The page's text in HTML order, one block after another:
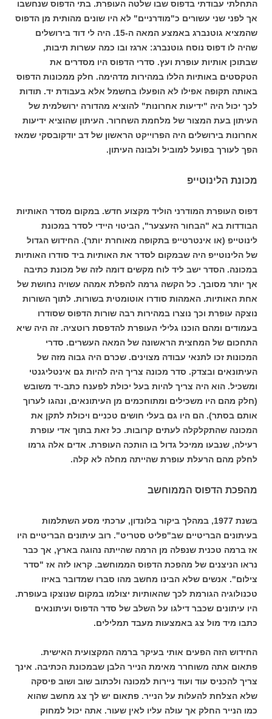
התחלתי עבודתי בדפוס שבו שלטה העופרת. בתי הדפוס שנחשבו
אך לפני שני עשורים כ"מודרניים" לא היו שונים מהותית מן הדפוס
שהמציא גוטנברג באמצע המאה ה-15. היה לי דוד בירושלים
שהיה לו דפוס נוסח גוטנברג: ארגז ובו כמה עשרות תיבות,
שבתוכן אותיות עופרת ועץ. סדרי הדפוס היו מסדרים את
הטקסטים באותיות הללו במהירות מדהימה. חלק ממכונות הדפוס
באותה תקופה אפילו לא הופעלו בחשמל אלא בעבודת יד. תודות
לכך יכול היה "ידיעות אחרונות" להוציא מהדורה ירושלמית של
העיתון בעת המצור של מלחמת השחרור. העיתון שהוציא ידיעות
אחרונות בירושלים היה הפרוייקט הראשון של דב יודקובסקי שמאז
הפך לעורך בפועל למוביל ולבונה העיתון.
מכונת הלינוטייפ
דפוס העופרת המודרני הוליד מקצוע חדש. במקום מסדר האותיות
הבודדות בא "הבחור הזעצער", הביטוי היידי לסדר במכונת
לינוטייפ (או אינטרטייפ בתקופה מאוחרת יותר). החידוש הגדול
של הלינוטייפ היה שבמקום לסדר את האותיות ביד סודרו האותיות
במכונה. הסדר ישב ליד לוח מקשים דומה לזה של מכונת כתיבה
אך יותר מסובך. כל הקשה גרמה להפלת אמהה עשויה נחושת של
אחת האותיות. האמהות סודרו אוטומטית בשורות. לתוך השורות
נוצקה עופרת וכך נוצרו במהירות רבה שורות הדפוס שסודרו
בעמודים ומהם הוכנו גלילי העופרת להדפסת רוטציה. זה היה שיא
התחכום של המחצית הראשונה של המאה העשרים. סדרי
המכונות זכו לתנאי עבודה מצוינים. שכרם היה גבוה מזה של
העיתונאים ובצדק. סדר מכונה צריך היה להיות גם אינטליגנטי
ומשכיל. הוא היה צריך להיות בעל יכולת לפענח כתב-יד משובש
(חלק מהם היו משכילים ומתוחכמים מן העיתונאים, ונהגו לערוך
אותם בסתר). הם היו גם בעלי חושים טכניים ויכולת לתקן את
המכונה שהתקלקלה לעתים קרובות. כל זאת בתוך אדי עופרת
רעילה, שנבעו ממיכל גדול בו הותכה העופרת. אדים אלה גרמו
לחלק מהם הרעלת עופרת שהייתה מחלה לא קלה.
מהפכת הדפוס הממוחשב
בשנת 1977, במהלך ביקור בלונדון, ערכתי מסע השתלמות
בעיתונים הבריטיים שב"פליט סטריט". רוב עיתונים הבריטיים היו
אז ברמה טכנית שנפלה מן הרמה שהייתה נהוגה בארץ, אך כבר
נראו הניצנים של מהפכת הדפוס הממוחשב. קראו לזה אז "סדר
צילום". אנשים שלא הבינו מחשב מהו סברו שמדובר באיזו
טכנולוגיה הגורמת לכך שהאותיות יצולמו במקום שנוצקו בעופרת.
היו עיתונים שכבר דילגו על השלב של סדר הדפוס ועיתונאים
כתבו מיד מול צג באמצעות מעבד תמלילים.
החידוש הזה הפעים אותי בעיקר ברמה המקצועית האישית.
פתאום אתה משוחרר מאימת הנייר הלבן שבמכונת הכתיבה. אינך
צריך להכניס עוד ועוד ניירות למכונה ולכתוב שוב ושוב פיסקה
שלא הצלחת להעלות על הנייר. פתאום יש לך צג מחשב שהוא
כמו הנייר החלק אך עולה עליו לאין שעור. אתה יכול למחוק